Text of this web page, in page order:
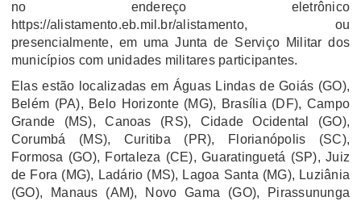
no endereço eletrônico
https://alistamento.eb.mil.br/alistamento, ou
presencialmente, em uma Junta de Serviço Militar dos
municípios com unidades militares participantes.
Elas estão localizadas em Águas Lindas de Goiás (GO),
Belém (PA), Belo Horizonte (MG), Brasília (DF), Campo
Grande (MS), Canoas (RS), Cidade Ocidental (GO),
Corumbá (MS), Curitiba (PR), Florianópolis (SC),
Formosa (GO), Fortaleza (CE), Guaratinguetá (SP), Juiz
de Fora (MG), Ladário (MS), Lagoa Santa (MG), Luziânia
(GO), Manaus (AM), Novo Gama (GO), Pirassununga